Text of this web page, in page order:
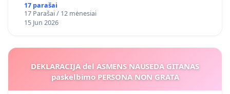
17 parašai
17 Parašai / 12 mėnesiai
15 Jun 2026
DEKLARACIJA del ASMENS NAUSEDA GITANAS
paskelbimo PERSONA NON GRATA